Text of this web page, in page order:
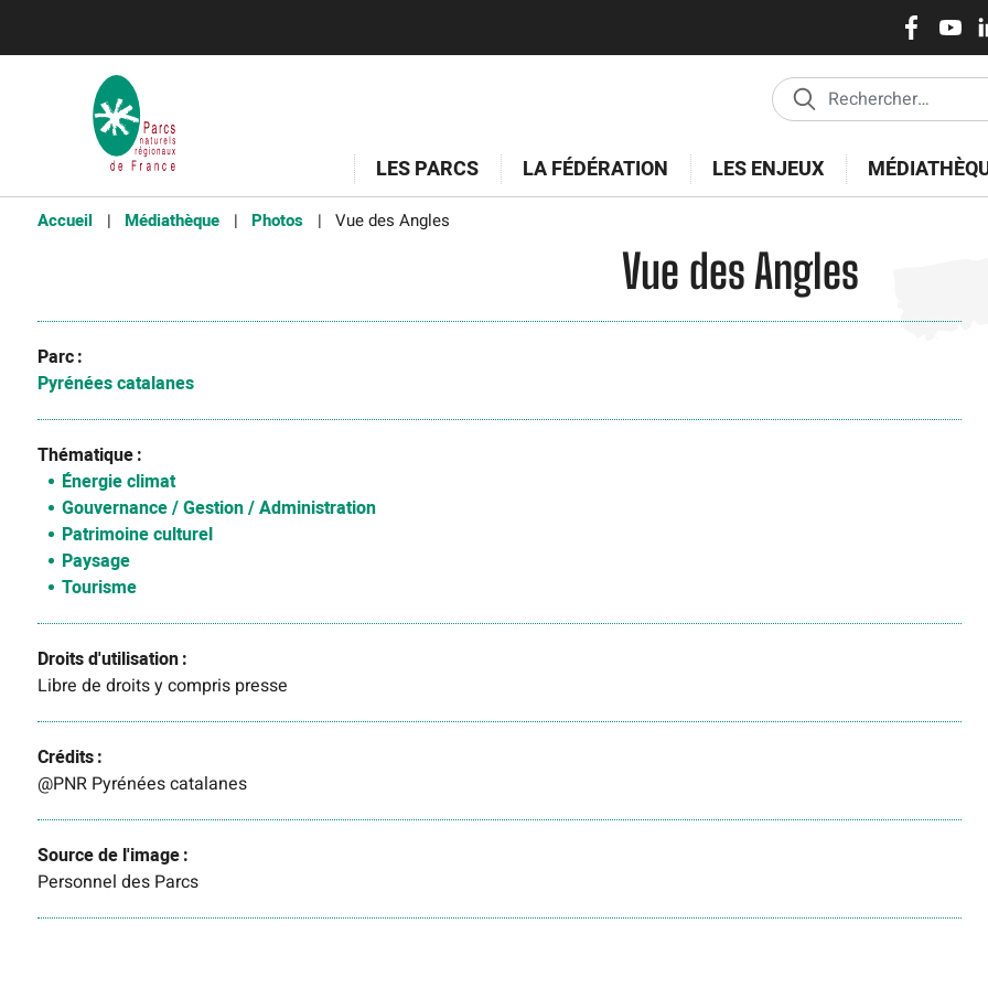
principal
Réseaux
sociaux
LES PARCS LA FÉDÉRATION LES ENJEUX
Accueil Médiathèque Photos Vue des Angles
Vue des Angles
Parc
Pyrénées catalanes
Thématique
Énergie climat
Gouvernance / Gestion / Administration
Patrimoine culturel
Paysage
Tourisme
Droits d'utilisation
Libre de droits y compris presse
Crédits
@PNR Pyrénées catalanes
Source de l'image
Personnel des Parcs